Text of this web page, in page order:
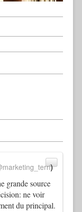
grande source
ne voir
du principal.
)